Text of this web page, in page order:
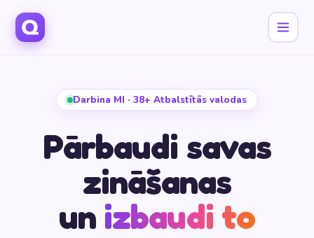
Darbina MI · 38+ Atbalstītās valodas
Pārbaudi savas
zināšanas
un izbaudi to